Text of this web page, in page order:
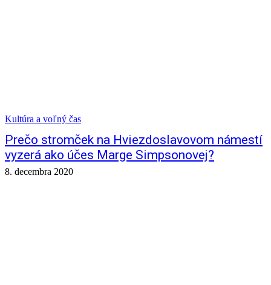
Kultúra a voľný čas
Prečo stromček na Hviezdoslavovom námestí
vyzerá ako účes Marge Simpsonovej?
8. decembra 2020